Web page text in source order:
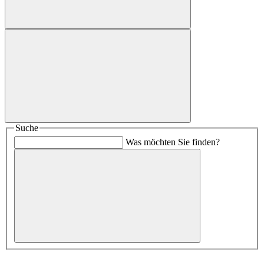
Suche
Was möchten Sie finden?